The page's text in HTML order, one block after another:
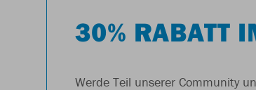
30% RABATT
Werde Teil unserer Community